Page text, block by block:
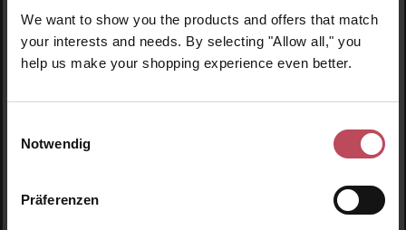
We want to show you the products and offers that match
your interests and needs. By selecting "Allow all," you
help us make your shopping experience even better.
Notwendig
Präferenzen
Gesichtspflege Set
Regulärer Preis:
129,75 CHF
Produktgalerie überspringen
Ähnliche Produkte